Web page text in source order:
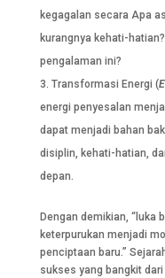
kegagalan secara Apa
kurangnya kehati-
pengalaman ini?
Transformasi Energi (
energi penyesalan
dapat menjadi bahan
disiplin, kehati-hatian,
depan.
Dengan demikian, “luka
keterpurukan menjadi
penciptaan baru.”
sukses yang bangkit